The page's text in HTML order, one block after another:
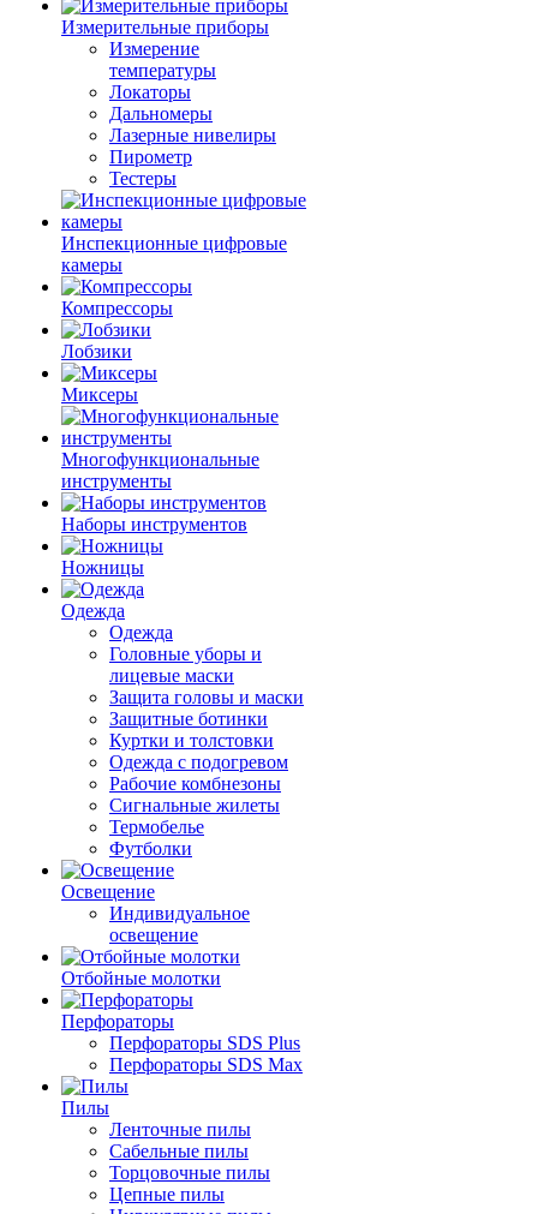
Измерительные приборы
Измерение
температуры
Локаторы
Дальномеры
Лазерные нивелиры
Пирометр
Тестеры
Инспекционные цифровые
камеры
Компрессоры
Лобзики
Миксеры
Многофункциональные
инструменты
Наборы инструментов
Ножницы
Одежда
Одежда
Головные уборы и
лицевые маски
Защита головы и маски
Защитные ботинки
Куртки и толстовки
Одежда с подогревом
Рабочие комбнезоны
Сигнальные жилеты
Термобелье
Футболки
Освещение
Индивидуальное
освещение
Отбойные молотки
Перфораторы
Перфораторы SDS Plus
Перфораторы SDS Max
Пилы
Ленточные пилы
Сабельные пилы
Торцовочные пилы
Цепные пилы